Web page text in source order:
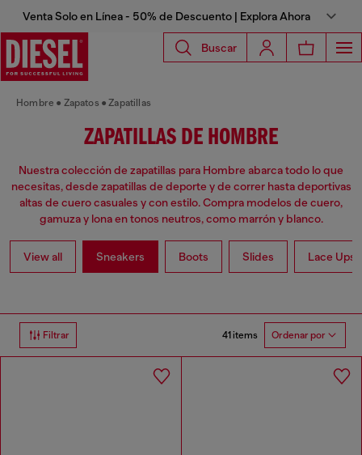
Venta Solo en Línea - 50% de Descuento | Explora Ahora
Buscar
Hombre Zapatos Zapatillas
ZAPATILLAS DE HOMBRE
Nuestra colección de zapatillas para Hombre abarca todo lo que
necesitas, desde zapatillas de deporte y de correr hasta deportivas
altas de cuero casuales y con estilo. Compra modelos de cuero,
gamuza y lona en tonos neutros, como marrón y blanco.
View all Sneakers Boots Slides Lace Ups
Filtrar 41 items Ordenar por